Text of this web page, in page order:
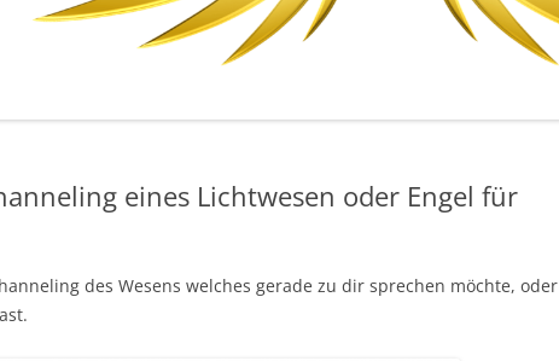
eines Lichtwesen oder Engel für
des Wesens welches gerade zu dir sprechen möchte, oder